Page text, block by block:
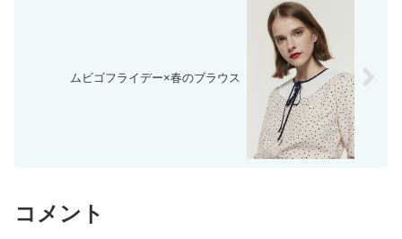
ムビゴフライデー×春のブラウス
コメント